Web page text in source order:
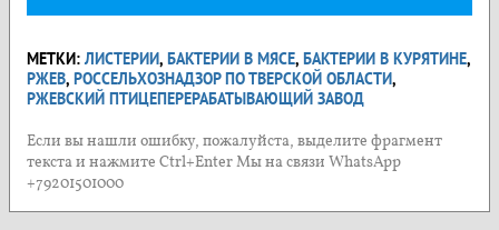
МЕТКИ:ЛИСТЕРИИ, БАКТЕРИИ В МЯСЕ, БАКТЕРИИ В КУРЯТИНЕ,
РЖЕВ, РОССЕЛЬХОЗНАДЗОР ПО ТВЕРСКОЙ ОБЛАСТИ,
РЖЕВСКИЙ ПТИЦЕПЕРЕРАБАТЫВАЮЩИЙ ЗАВОД
Если вы нашли ошибку, пожалуйста, выделите фрагмент
текста и нажмите Ctrl+Enter Мы на связи WhatsApp
+79201501000